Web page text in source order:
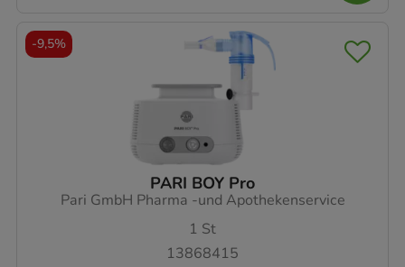
PARI BOY Pro
Pari GmbH Pharma -und Apothekenservice
1 St
13868415
-9,5%